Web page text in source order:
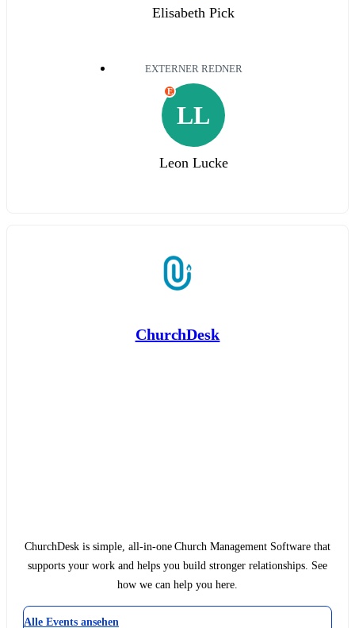
Elisabeth Pick
EXTERNER REDNER
LL
E
Leon Lucke
ChurchDesk
ChurchDesk is simple, all-in-one Church Management Software that
supports your work and helps you build stronger relationships. See
how we can help you here.
Alle Events ansehen